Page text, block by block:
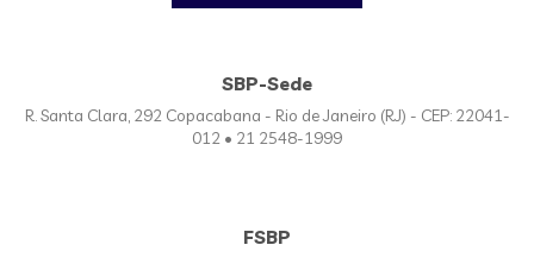
SBP-Sede
R. Santa Clara, 292 Copacabana - Rio de Janeiro (RJ) - CEP: 22041-
012 • 21 2548-1999
FSBP